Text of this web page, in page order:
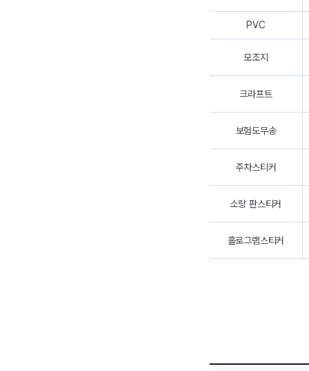
PVC
모조지
크라프트
보험도무송
주차스티커
소량 판스티커
홀로그램스티커